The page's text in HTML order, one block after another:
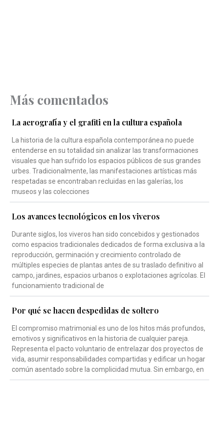
Más comentados
La aerografía y el grafiti en la cultura española
La historia de la cultura española contemporánea no puede
entenderse en su totalidad sin analizar las transformaciones
visuales que han sufrido los espacios públicos de sus grandes
urbes. Tradicionalmente, las manifestaciones artísticas más
respetadas se encontraban recluidas en las galerías, los
museos y las colecciones
Los avances tecnológicos en los viveros
Durante siglos, los viveros han sido concebidos y gestionados
como espacios tradicionales dedicados de forma exclusiva a la
reproducción, germinación y crecimiento controlado de
múltiples especies de plantas antes de su traslado definitivo al
campo, jardines, espacios urbanos o explotaciones agrícolas. El
funcionamiento tradicional de
Por qué se hacen despedidas de soltero
El compromiso matrimonial es uno de los hitos más profundos,
emotivos y significativos en la historia de cualquier pareja.
Representa el pacto voluntario de entrelazar dos proyectos de
vida, asumir responsabilidades compartidas y edificar un hogar
común asentado sobre la complicidad mutua. Sin embargo, en